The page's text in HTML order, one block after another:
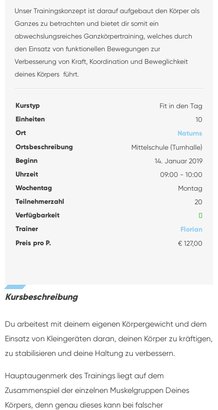
Unser Trainingskonzept ist darauf aufgebaut den Körper als
Ganzes zu betrachten und bietet dir somit ein
abwechslungsreiches Ganzkörpertraining, welches durch
den Einsatz von funktionellen Bewegungen zur
Verbesserung von Kraft, Koordination und Beweglichkeit
deines Körpers führt.
Kurstyp Fit in den Tag
Einheiten 10
Ort
Naturns
Ortsbeschreibung
Mittelschule (Turnhalle)
Beginn 14. Januar 2019
Uhrzeit 09:00 - 10:00
Wochentag Montag
Teilnehmerzahl 20
Verfügbarkeit
Trainer
Florian
Preis pro P.
€ 127,00
Kursbeschreibung
Du arbeitest mit deinem eigenen Körpergewicht und dem
Einsatz von Kleingeräten daran, deinen Körper zu kräftigen,
zu stabilisieren und deine Haltung zu verbessern.
Hauptaugenmerk des Trainings liegt auf dem
Zusammenspiel der einzelnen Muskelgruppen Deines
Körpers, denn genau dieses kann bei falscher